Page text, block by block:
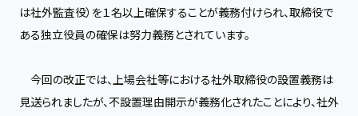
は社外監査役）を１名以上確保することが義務付けられ、取締役で
ある独立役員の確保は努力義務とされています。
今回の改正では、上場会社等における社外取締役の設置義務は
見送られましたが、不設置理由開示が義務化されたことにより、社外